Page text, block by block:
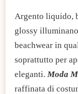
Argento liquido,
glossy
beachwear in
soprattutto per
eleganti. Moda
raffinata di